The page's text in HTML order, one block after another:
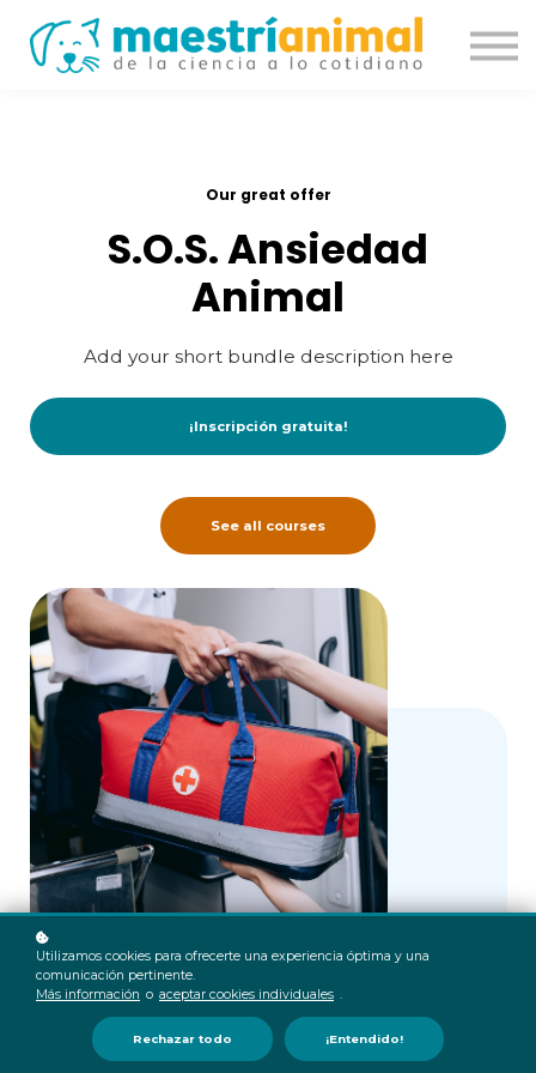
Academia
Comunidad
Our great offer
S.O.S. Ansiedad
Animal
Add your short bundle description here
¡Inscripción gratuita!
See all courses
Utilizamos cookies para ofrecerte una experiencia óptima y una
comunicación pertinente.
Más información o aceptar cookies individuales .
Rechazar todo ¡Entendido!